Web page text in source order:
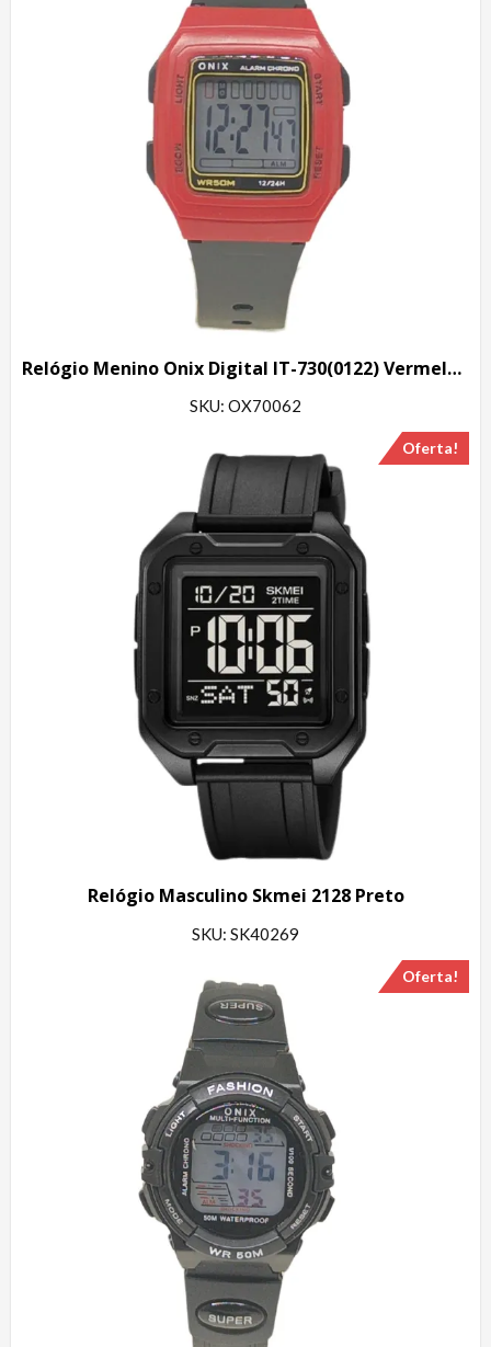
Relógio Menino Onix Digital IT-730(0122) Vermelho e Preto
SKU: OX70062
Oferta!
Relógio Masculino Skmei 2128 Preto
SKU: SK40269
Oferta!